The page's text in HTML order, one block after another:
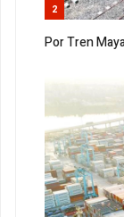
2
Por Tren